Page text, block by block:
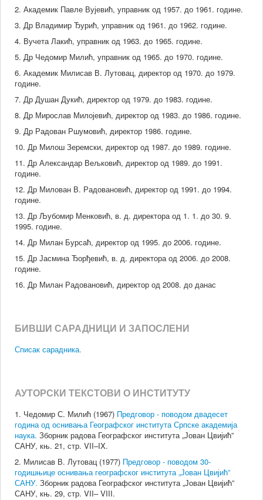
2. Академик Павле Вујевић, управник од 1957. до 1961. године.
3. Др Владимир Ђурић, управник од 1961. до 1962. године.
4. Вучета Лакић, управник од 1963. до 1965. године.
5. Др Чедомир Милић, управник од 1965. до 1970. године.
6. Академик Милисав В. Лутовац, директор од 1970. до 1979.
године.
7. Др Душан Дукић, директор од 1979. до 1983. године.
8. Др Мирослав Милојевић, директор од 1983. до 1986. године.
9. Др Радован Ршумовић, директор 1986. године.
10. Др Милош Зеремски, директор од 1987. до 1989. године.
11. Др Александар Вељковић, директор од 1989. до 1991.
године.
12. Др Милован В. Радовановић, директор од 1991. до 1994.
године.
13. Др Љубомир Менковић, в. д. директора од 1. 1. до 30. 9.
1995. године.
14. Др Милан Бурсаћ, директор од 1995. до 2006. године.
15. Др Јасмина Ђорђевић, в. д. директора од 2006. до 2008.
године.
16. Др Милан Радовановић, директор од 2008. до данас
БИВШИ САРАДНИЦИ И ЗАПОСЛЕНИ
Списак сарадника.
АУТОРСКИ ТЕКСТОВИ О ИНСТИТУТУ
1. Чедомир С. Милић (1967) Предговор - поводом двадесет
година од оснивања Географског института Српске академија
наука. Зборник радова Географског института „Јован Цвијић”
САНУ, књ. 21, стр. VII–IX.
2. Милисав В. Лутовац (1977) Предговор - поводом 30-
годишњице оснивања географског института „Јован Цвијић”
САНУ.Зборник радова Географског института „Јован Цвијић”
САНУ, књ. 29, стр. VII– VIII.